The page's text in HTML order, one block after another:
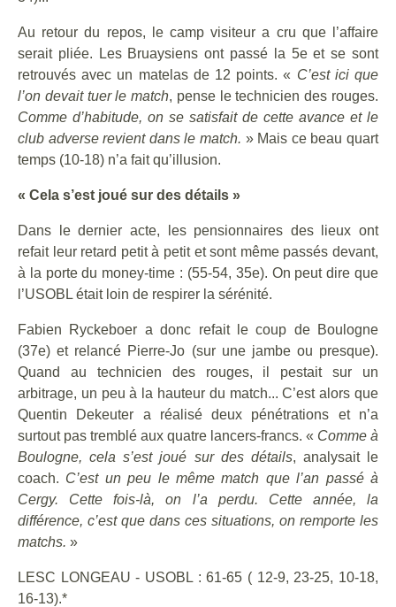
Au retour du repos, le camp visiteur a cru que l’affaire
serait pliée. Les Bruaysiens ont passé la 5e et se sont
retrouvés avec un matelas de 12 points. « C’est ici que
l’on devait tuer le match, pense le technicien des rouges.
Comme d’habitude, on se satisfait de cette avance et le
club adverse revient dans le match. » Mais ce beau quart
temps (10-18) n’a fait qu’illusion.
« Cela s’est joué sur des détails »
Dans le dernier acte, les pensionnaires des lieux ont
refait leur retard petit à petit et sont même passés devant,
à la porte du money-time : (55-54, 35e). On peut dire que
l’USOBL était loin de respirer la sérénité.
Fabien Ryckeboer a donc refait le coup de Boulogne
(37e) et relancé Pierre-Jo (sur une jambe ou presque).
Quand au technicien des rouges, il pestait sur un
arbitrage, un peu à la hauteur du match... C’est alors que
Quentin Dekeuter a réalisé deux pénétrations et n’a
surtout pas tremblé aux quatre lancers-francs. « Comme à
Boulogne, cela s’est joué sur des détails, analysait le
coach. C’est un peu le même match que l’an passé à
Cergy. Cette fois-là, on l’a perdu. Cette année, la
différence, c’est que dans ces situations, on remporte les
matchs. »
LESC LONGEAU - USOBL : 61-65 ( 12-9, 23-25, 10-18,
16-13).*